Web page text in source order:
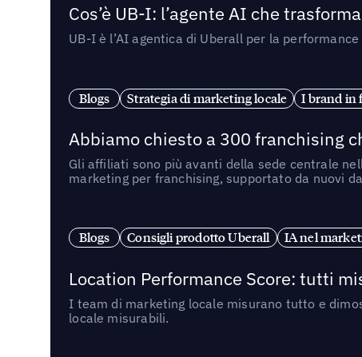
Cos’è UB-I: l’agente AI che
UB-I è l’AI agentica di Uberall per la
Blogs Strategia di marketing locale I brand in
Abbiamo chiesto a 300 franchising
Gli affiliati sono più avanti della sede centrale
marketing per franchising, supportato da nuovi
Blogs Consigli prodotto Uberall IA nel
Location Performance Score: tutti
I team di marketing locale misurano tutto e
locale misurabili.